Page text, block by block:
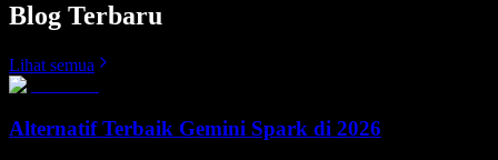
Blog Terbaru
Lihat semua
Alternatif Terbaik Gemini Spark di 2026